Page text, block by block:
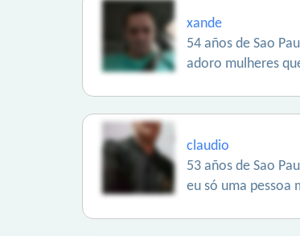
xande
54 años de Sao
adoro mulheres
claudio
53 años de Sao
eu só uma pessoa